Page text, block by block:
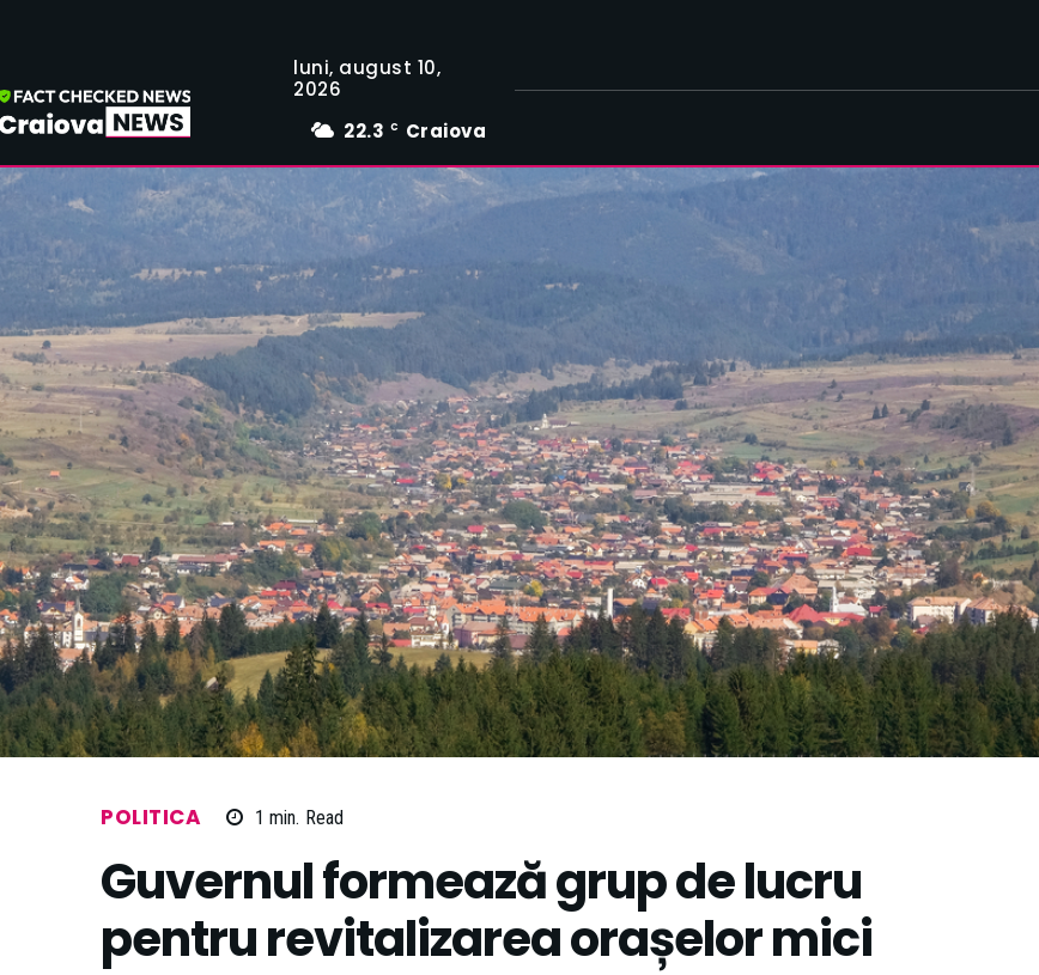
luni, august 10,
2026
22.3 C Craiova
POLITICA 1 min. Read
Guvernul formează grup de lucru
pentru revitalizarea orașelor mici